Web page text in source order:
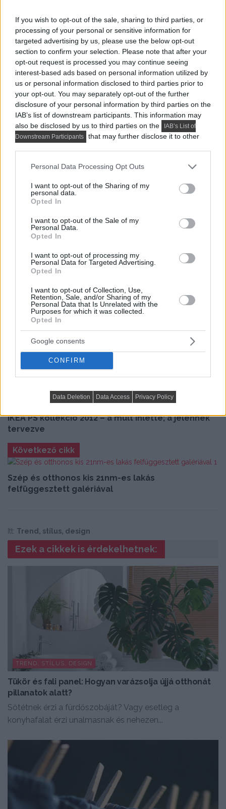
If you wish to opt-out of the sale, sharing to third parties, or
processing of your personal or sensitive information for
targeted advertising by us, please use the below opt-out
section to confirm your selection. Please note that after your
opt-out request is processed you may continue seeing
interest-based ads based on personal information utilized by
us or personal information disclosed to third parties prior to
your opt-out. You may separately opt-out of the further
disclosure of your personal information by third parties on the
IAB’s list of downstream participants. This information may
also be disclosed by us to third parties on the
IAB’s List of
Downstream Participants
that may further disclose it to other
Please note that this website/app uses one or more Google
not limited to your visit or usage behaviour. You may click to
grant or deny consent to Google and its third-party tags to
use your data for below specified purposes in below Google
consent section.
Personal Data Processing Opt Outs
I want to opt-out of the Sharing of my
personal data.
Opted In
I want to opt-out of the Sale of my
Personal Data.
Opted In
I want to opt-out of processing my
Personal Data for Targeted Advertising.
Opted In
I want to opt-out of Collection, Use,
Retention, Sale, and/or Sharing of my
Personal Data that Is Unrelated with the
Purposes for which it was collected.
Opted In
Google consents
CONFIRM
Data Deletion Data Access Privacy Policy
Előző cikk
IKEA PS kollekció 2012 – a múlt ihlette; a jelennek
tervezve
Következő cikk
Szép és otthonos kis 21nm-es lakás
felfüggesztett galériával
Itt: Trend, stílus, design
Ezek a cikkek is érdekelhetnek:
TREND, STÍLUS, DESIGN
Tükör és fali panel: Hogyan varázsolja újjá otthonát
pillanatok alatt?
Sötétnek érzi a fürdőszobáját? Vagy esetleg a
konyhafalat érzi unalmasnak és nehezen...